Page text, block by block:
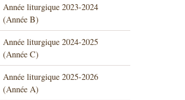
Année liturgique 2023-2024
(Année B)
Année liturgique 2024-2025
(Année C)
Année liturgique 2025-2026
(Année A)